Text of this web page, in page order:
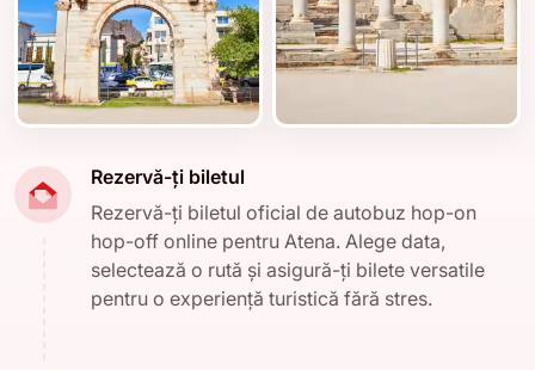
Rezervă-ți biletul
Rezervă-ți biletul oficial de autobuz hop-on
hop-off online pentru Atena. Alege data,
selectează o rută și asigură-ți bilete versatile
pentru o experiență turistică fără stres.